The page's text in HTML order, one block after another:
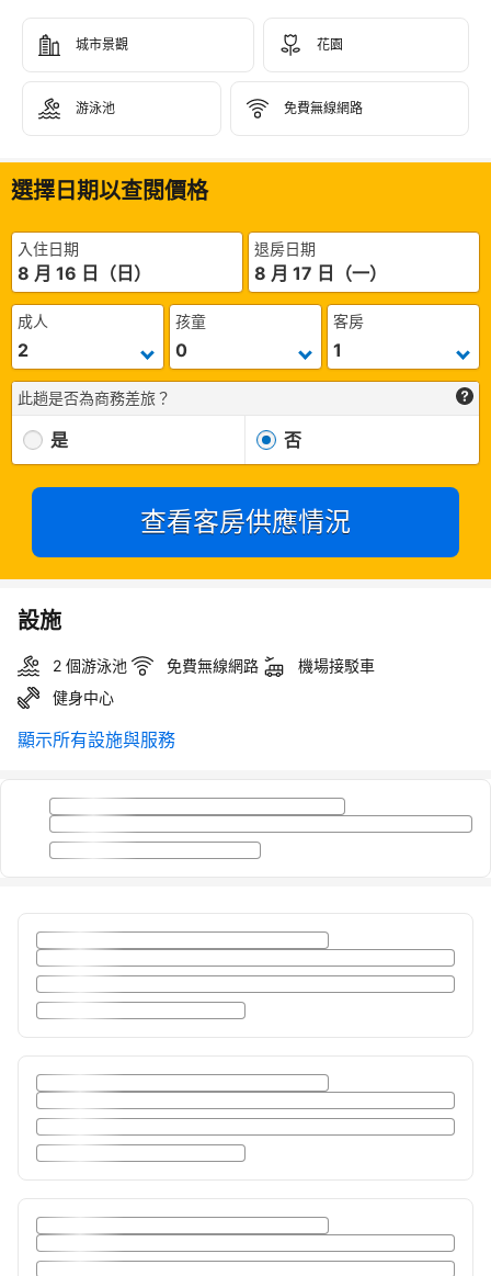
城市景觀 花園
游泳池 免費無線網路
選擇日期以查閱價格
入住日期
8 月 16 日（日）
退房日期
8 月 17 日（一）
成人 孩童 客房
此趟是否為商務差旅？
是 否
查看客房供應情況
設施
2 個游泳池 免費無線網路
機場接駁車
健身中心
顯示所有設施與服務